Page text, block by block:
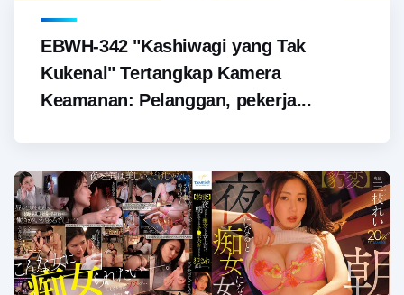
EBWH-342 "Kashiwagi yang Tak
Kukenal" Tertangkap Kamera
Keamanan: Pelanggan, pekerja...